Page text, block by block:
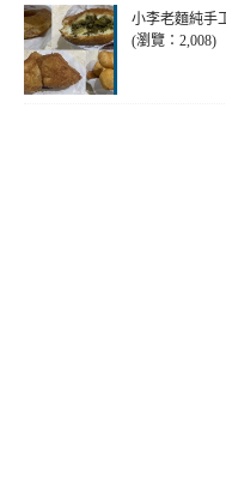
小李老麵純手
(瀏覽：2,008)